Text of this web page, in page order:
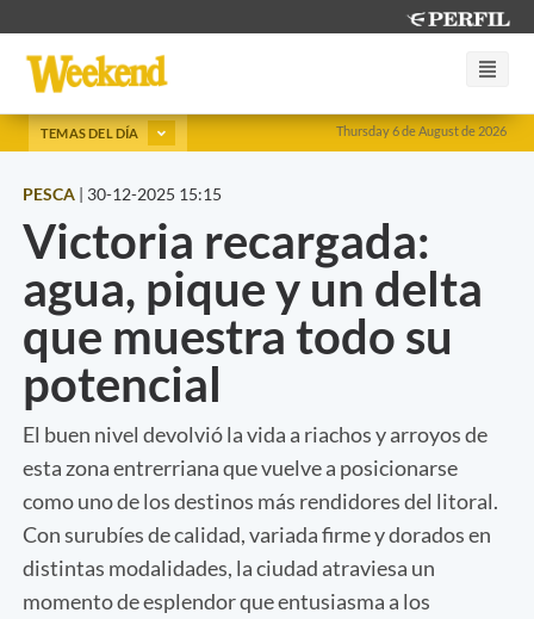
Thursday 6 de August de 2026
TEMAS DEL DÍA
PESCA | 30-12-2025 15:15
Victoria recargada:
agua, pique y un delta
que muestra todo su
potencial
El buen nivel devolvió la vida a riachos y arroyos de
esta zona entrerriana que vuelve a posicionarse
como uno de los destinos más rendidores del litoral.
Con surubíes de calidad, variada firme y dorados en
distintas modalidades, la ciudad atraviesa un
momento de esplendor que entusiasma a los